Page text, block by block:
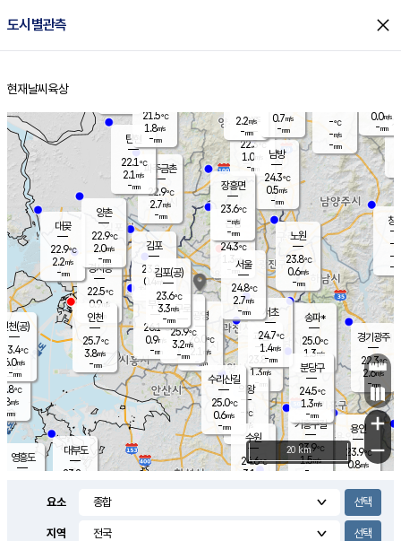
도시별관측 close
홈
현재날씨 육상
의도
℃
m/s
mm
영흥도
양주
22.3℃
1.0
-mm
과천
23.8℃
1.3m/s
- mm
용인
23.9℃
0.8m/s
경기광주
22.3℃
2.6m/s
-mm
대부도
23.2
경서동
22.5℃
0.9m/s
-mm
파주금촌
22.9℃
2.7m/s
-mm
-℃
-m/s
-mm
대곶
22.9℃
2.2m/s
-mm
창
-
-m/
-
탄현
22.1℃
2.1 m/s
-mm
0.0m/s
-mm
의왕
- ℃
m/s
mm
김포
23.2℃
0.4 m/s
mm
광명
26.0
℃
2.1 m/s
-mm
부천
26.1℃
0.9m/s
-mm
양촌
22.9℃
2.0m/s
-mm
구로
25.9℃
3.2m/s
-mm
은평
24.3℃
1.3 m/s
- mm
노원
23.8℃
0.6m/s
-mm
송파*
25.0℃
1.3m/s
-mm
서초
24.7℃
1.4m/s
-mm
남방
24.3℃
0.5m/s
-mm
기흥구갈
23.9℃
1.5m/s
-
수리산길
25.0℃
0.6m/s
-mm
분당구
24.5℃
1.3m/s
-mm
장흥면
23.6℃
-m/s
-mm
2.2m/s
-mm
인천(공)
23.4℃
6.0m/s
-mm
김포(공)
23.6℃
3.3m/s
-mm
수원
24.6℃
3.1 m/s
인천
25.7℃
3.8m/s
-mm
서울
24.8℃
2.7m/s
-mm
21.5℃
1.8m/s
-mm
0.7m/s
-mm
+
−
20 km
요소
지역